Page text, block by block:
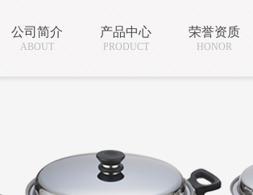
公司简介
ABOUT
产品中心
PRODUCT
荣誉资质
HONOR